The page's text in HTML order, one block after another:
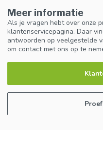
Meer informatie
Als je vragen hebt over onze
klantenservicepagina. Daar
antwoorden op veelgestelde
om contact met ons op te